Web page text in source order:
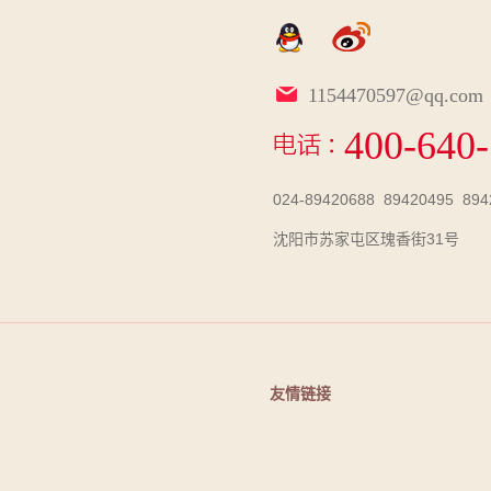
1154470597@qq.com
400-
024-89420688 89420495
沈阳市苏家屯区瑰香街31号
友情链接